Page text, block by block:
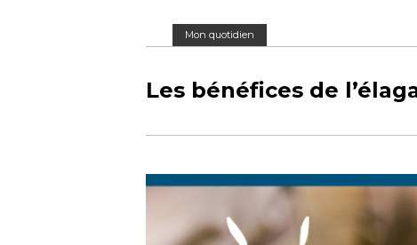
Mon quotidien
Les bénéfices de